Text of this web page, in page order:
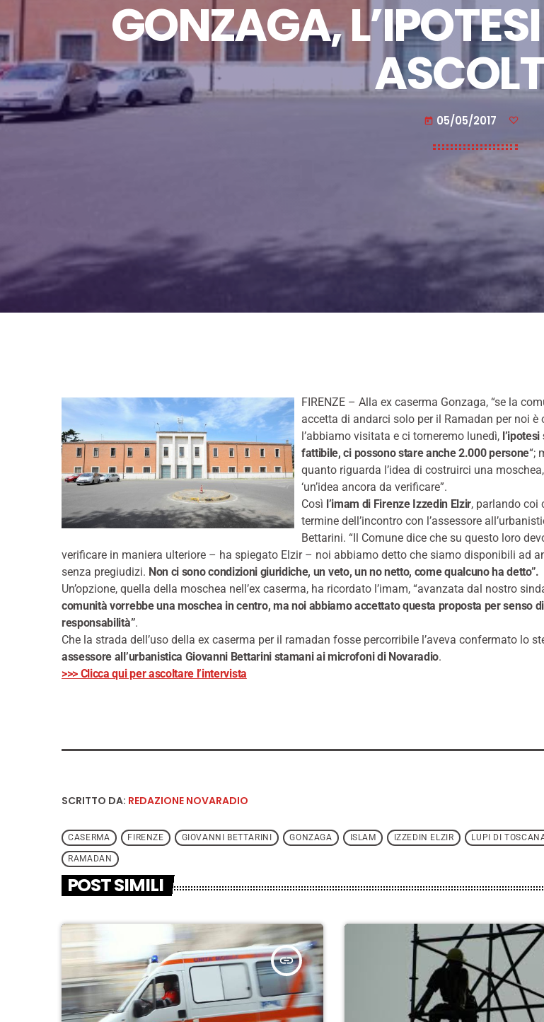
GONZAGA,
today 05/05/2017
FIRENZE – Alla ex caserma Gonzaga, “se la
accetta di andarci solo per il Ramadan per noi è
l’abbiamo visitata e ci torneremo lunedì,
fattibile, ci possono stare anche 2.000 persone“;
quanto riguarda l’idea di costruirci una
‘un’idea ancora da verificare”.
Così l’imam di Firenze Izzedin Elzir, parlando coi
termine dell’incontro con l’assessore
Bettarini. “Il Comune dice che su questo loro
verificare in maniera ulteriore – ha spiegato Elzir – noi abbiamo detto che siamo disponibili ad
senza pregiudizi. Non ci sono condizioni giuridiche, un veto, un no netto, come qualcuno ha detto”.
Un’opzione, quella della moschea nell’ex caserma, ha ricordato l’imam, “avanzata dal nostro
comunità vorrebbe una moschea in centro, ma noi abbiamo accettato questa proposta per senso di
responsabilità”.
Che la strada dell’uso della ex caserma per il ramadan fosse percorribile l’aveva confermato lo
assessore all’urbanistica Giovanni Bettarini stamani ai microfoni di Novaradio.
>>> Clicca qui per ascoltare l’intervista
SCRITTO DA: REDAZIONE NOVARADIO
CASERMA FIRENZE GIOVANNI BETTARINI GONZAGA ISLAM IZZEDIN ELZIR LUPI DI
RAMADAN
POST SIMILI
insert_link